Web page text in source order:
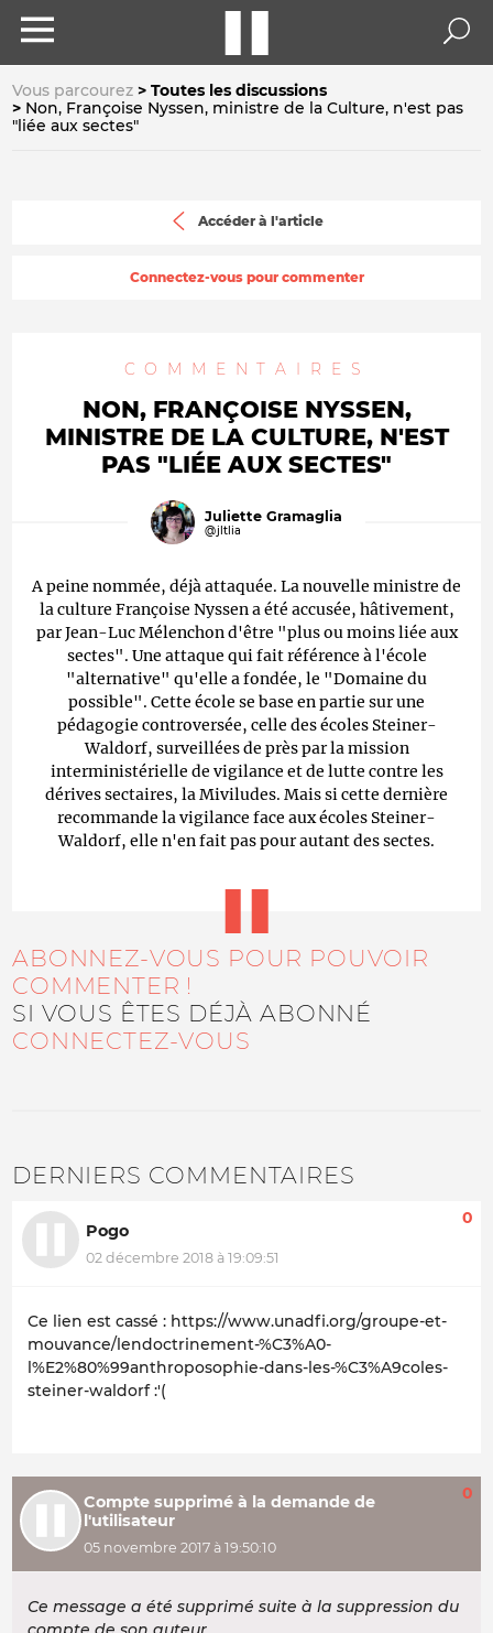
Vous parcourez
Toutes les discussions
Non, Françoise Nyssen, ministre de la Culture, n'est pas
"liée aux sectes"
Accéder à l'article
Connectez-vous pour commenter
COMMENTAIRES
NON, FRANÇOISE NYSSEN,
MINISTRE DE LA CULTURE, N'EST
PAS "LIÉE AUX SECTES"
Juliette Gramaglia
@jltlia
A peine nommée, déjà attaquée. La nouvelle ministre de
la culture Françoise Nyssen a été accusée, hâtivement,
par Jean-Luc Mélenchon d'être "plus ou moins liée aux
sectes". Une attaque qui fait référence à l'école
"alternative" qu'elle a fondée, le "Domaine du
possible". Cette école se base en partie sur une
pédagogie controversée, celle des écoles Steiner-
Waldorf, surveillées de près par la mission
interministérielle de vigilance et de lutte contre les
dérives sectaires, la Miviludes. Mais si cette dernière
recommande la vigilance face aux écoles Steiner-
Waldorf, elle n'en fait pas pour autant des sectes.
ABONNEZ-VOUS POUR POUVOIR
COMMENTER !
SI VOUS ÊTES DÉJÀ ABONNÉ
CONNECTEZ-VOUS
DERNIERS COMMENTAIRES
Pogo
02 décembre 2018 à 19:09:51
0
Ce lien est cassé : https://www.unadfi.org/groupe-et-
mouvance/lendoctrinement-%C3%A0-
l%E2%80%99anthroposophie-dans-les-%C3%A9coles-
steiner-waldorf :'(
Compte supprimé à la demande de
l'utilisateur
05 novembre 2017 à 19:50:10
0
Ce message a été supprimé suite à la suppression du